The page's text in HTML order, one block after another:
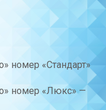
номер «Стандарт»
номер «Люкс» —